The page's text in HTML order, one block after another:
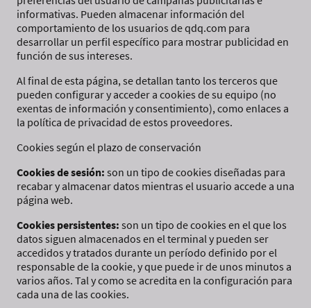
informativas. Pueden almacenar información del
comportamiento de los usuarios de qdq.com para
desarrollar un perfil específico para mostrar publicidad en
función de sus intereses.
Al final de esta página, se detallan tanto los terceros que
pueden configurar y acceder a cookies de su equipo (no
exentas de información y consentimiento), como enlaces a
la política de privacidad de estos proveedores.
Cookies según el plazo de conservación
Cookies de sesión: son un tipo de cookies diseñadas para
recabar y almacenar datos mientras el usuario accede a una
página web.
Cookies persistentes: son un tipo de cookies en el que los
datos siguen almacenados en el terminal y pueden ser
accedidos y tratados durante un período definido por el
responsable de la cookie, y que puede ir de unos minutos a
varios años. Tal y como se acredita en la configuración para
cada una de las cookies.